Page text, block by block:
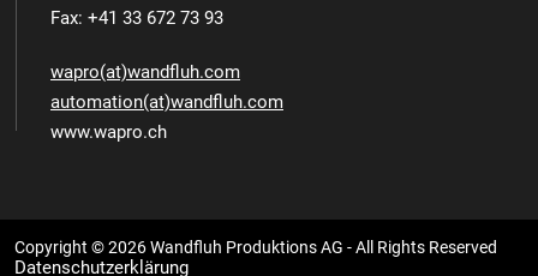
Fax: +41 33 672 73 93
wapro(at)wandfluh.com
automation(at)wandfluh.com
www.wapro.ch
Copyright © 2026 Wandfluh Produktions AG - All Rights Reserved
Datenschutzerklärung